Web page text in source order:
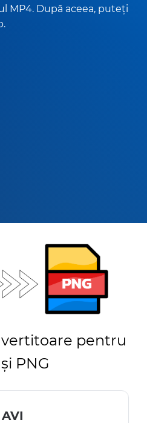
MP4. După aceea, puteți
pentru
PNG